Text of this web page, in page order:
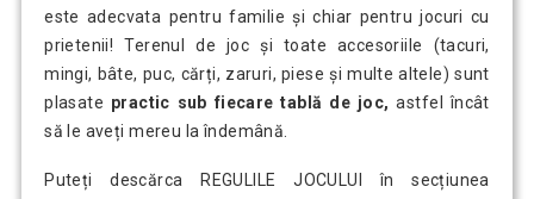
este adecvata pentru familie și chiar pentru jocuri cu
prietenii! Terenul de joc și toate accesoriile (tacuri,
mingi, bâte, puc, cărți, zaruri, piese și multe altele) sunt
plasate practic sub fiecare tablă de joc,astfel încât
să le aveți mereu la îndemână.
Puteți descărca REGULILE JOCULUI în secțiunea